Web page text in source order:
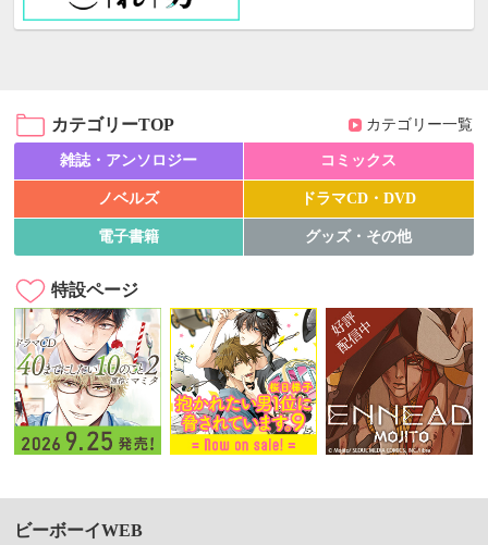
カテゴリーTOP カテゴリー一覧
雑誌・アンソロジー コミックス
ノベルズ ドラマCD・DVD
電子書籍 グッズ・その他
特設ページ
ビーボーイWEB